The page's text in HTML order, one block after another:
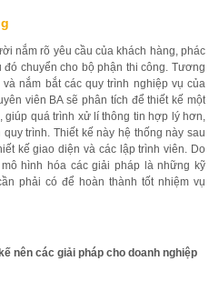
nắm rõ yêu cầu của khách hàng, phác
chuyển cho bộ phận thi công. Tương
nắm bắt các quy trình nghiệp vụ của
viên BA sẽ phân tích để thiết kế một
giúp quá trình xử lí thông tin hợp lý hơn,
trình. Thiết kế này hệ thống này sau
kế giao diện và các lập trình viên. Do
hình hóa các giải pháp là những kỹ
phải có để hoàn thành tốt nhiệm vụ
nên các giải pháp cho doanh nghiệp